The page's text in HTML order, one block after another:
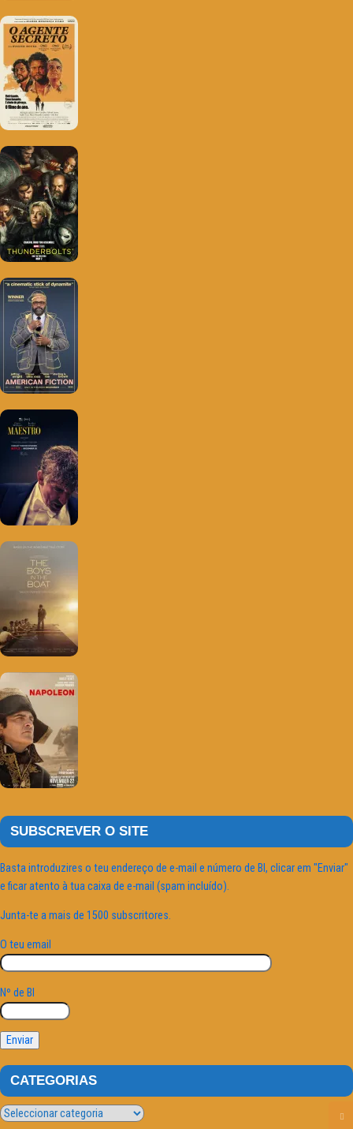
SUBSCREVER O SITE
Basta introduzires o teu endereço de e-mail e número de BI, clicar em "Enviar"
e ficar atento à tua caixa de e-mail (spam incluído).
Junta-te a mais de 1500 subscritores.
O teu email
Nº de BI
CATEGORIAS
Categorias